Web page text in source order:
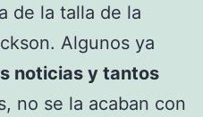
de la talla de la
Algunos ya
noticias y tantos
no se la acaban con